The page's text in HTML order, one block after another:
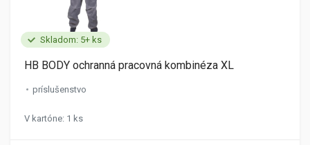
Skladom: 5+ ks
HB BODY ochranná pracovná kombinéza XL
príslušenstvo
V kartóne: 1 ks